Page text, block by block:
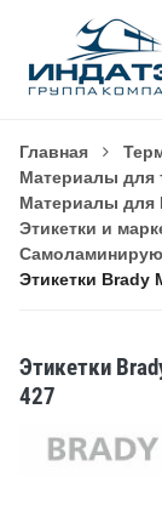
Главная
Материалы для
Материалы для
Этикетки и
Этикетки Brady
Этикетки
427